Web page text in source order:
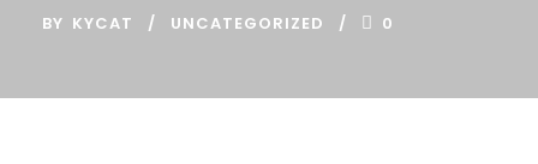
BY KYCAT UNCATEGORIZED 0